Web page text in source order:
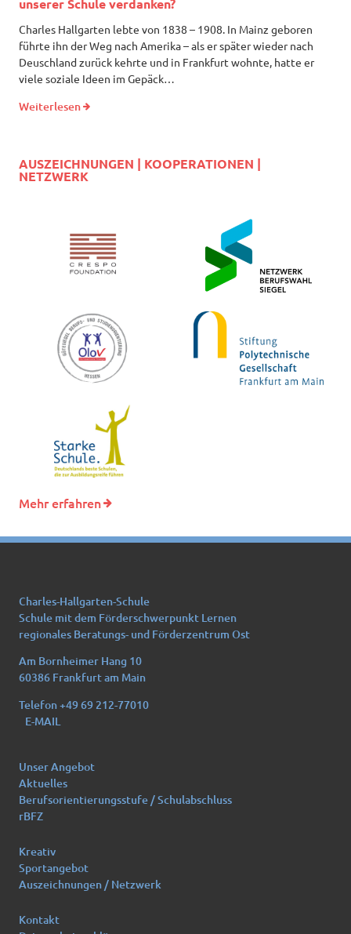
unserer Schule verdanken?
Charles Hallgarten lebte von 1838 – 1908. In Mainz geboren
führte ihn der Weg nach Amerika – als er später wieder nach
Deuschland zurück kehrte und in Frankfurt wohnte, hatte er
viele soziale Ideen im Gepäck…
Weiterlesen
AUSZEICHNUNGEN | KOOPERATIONEN |
NETZWERK
Mehr erfahren
Charles-Hallgarten-Schule
Schule mit dem Förderschwerpunkt Lernen
regionales Beratungs- und Förderzentrum Ost
Am Bornheimer Hang 10
60386 Frankfurt am Main
Telefon +49 69 212-77010
E-MAIL
Unser Angebot
Aktuelles
Berufsorientierungsstufe / Schulabschluss
rBFZ
Kreativ
Sportangebot
Auszeichnungen / Netzwerk
Kontakt